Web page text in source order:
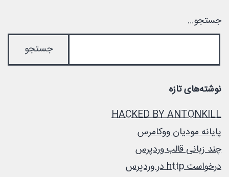
جستجو…
نوشته‌های تازه
HACKED BY ANTONKILL
پایانه مودیان ووکامرس
چند زبانی قالب وردپرس
درخواست http در وردپرس